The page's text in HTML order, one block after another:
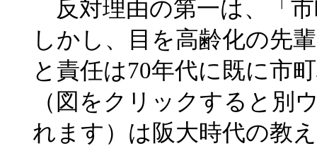
反対理由の第一は、「
しかし、目を高齢化の先
と責任は70年代に既に市
（図をクリックすると別
れます）は阪大時代の教